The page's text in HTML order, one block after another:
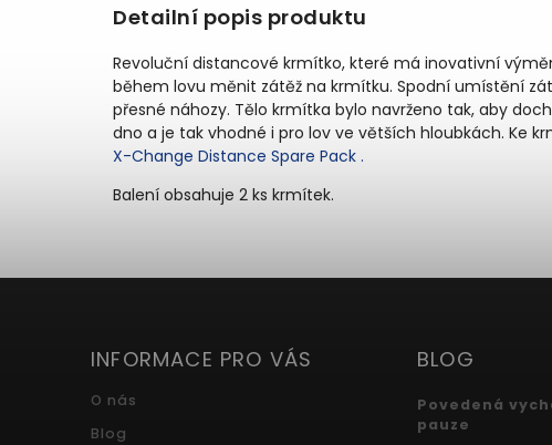
Detailní popis produktu
Revoluční distancové krmítko, které má inovativní
během lovu měnit zátěž na krmítku. Spodní umístění
přesné náhozy. Tělo krmítka bylo navrženo tak, aby
dno a je tak vhodné i pro lov ve větších hloubkách. Ke
X-Change Distance Spare Pack .
Balení obsahuje 2 ks krmítek.
INFORMACE PRO VÁS
O nás
Blog
BLOG
Povedená
pauze